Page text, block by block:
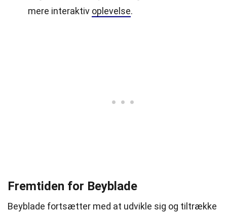
mere interaktiv oplevelse.
Fremtiden for Beyblade
Beyblade fortsætter med at udvikle sig og tiltrække